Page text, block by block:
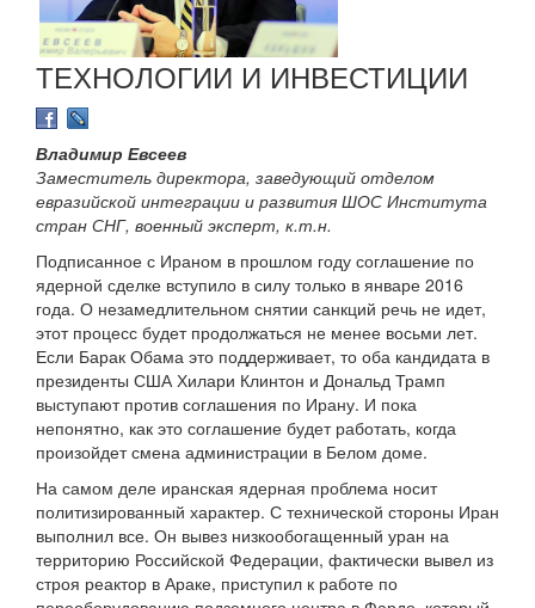
ТЕХНОЛОГИИ И ИНВЕСТИЦИИ
Владимир Евсеев
Заместитель директора, заведующий отделом
евразийской интеграции и развития ШОС Института
стран СНГ, военный эксперт, к.т.н.
Подписанное с Ираном в прошлом году соглашение по
ядерной сделке вступило в силу только в январе 2016
года. О незамедлительном снятии санкций речь не идет,
этот процесс будет продолжаться не менее восьми лет.
Если Барак Обама это поддерживает, то оба кандидата в
президенты США Хилари Клинтон и Дональд Трамп
выступают против соглашения по Ирану. И пока
непонятно, как это соглашение будет работать, когда
произойдет смена администрации в Белом доме.
На самом деле иранская ядерная проблема носит
политизированный характер. С технической стороны Иран
выполнил все. Он вывез низкообогащенный уран на
территорию Российской Федерации, фактически вывел из
строя реактор в Араке, приступил к работе по